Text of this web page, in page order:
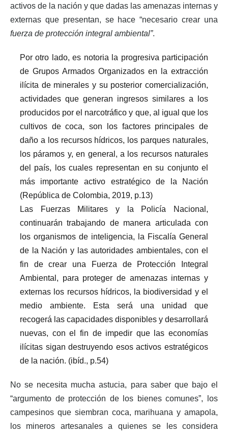
activos de la nación y que dadas las amenazas internas y
externas que presentan, se hace “necesario crear una
fuerza de protección integral ambiental”.
Por otro lado, es notoria la progresiva participación
de Grupos Armados Organizados en la extracción
ilícita de minerales y su posterior comercialización,
actividades que generan ingresos similares a los
producidos por el narcotráfico y que, al igual que los
cultivos de coca, son los factores principales de
daño a los recursos hídricos, los parques naturales,
los páramos y, en general, a los recursos naturales
del país, los cuales representan en su conjunto el
más importante activo estratégico de la Nación
(República de Colombia, 2019, p.13)
Las Fuerzas Militares y la Policía Nacional,
continuarán trabajando de manera articulada con
los organismos de inteligencia, la Fiscalía General
de la Nación y las autoridades ambientales, con el
fin de crear una Fuerza de Protección Integral
Ambiental, para proteger de amenazas internas y
externas los recursos hídricos, la biodiversidad y el
medio ambiente. Esta será una unidad que
recogerá las capacidades disponibles y desarrollará
nuevas, con el fin de impedir que las economías
ilícitas sigan destruyendo esos activos estratégicos
de la nación. (ibíd., p.54)
No se necesita mucha astucia, para saber que bajo el
“argumento de protección de los bienes comunes”, los
campesinos que siembran coca, marihuana y amapola,
los mineros artesanales a quienes se les considera